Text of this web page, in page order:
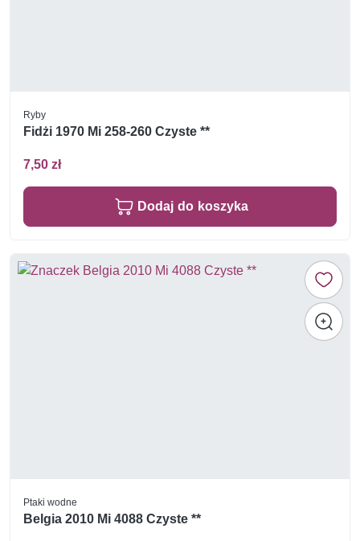
Ryby
Fidżi 1970 Mi 258-260 Czyste **
7,50 zł
Dodaj do koszyka
Ptaki wodne
Belgia 2010 Mi 4088 Czyste **